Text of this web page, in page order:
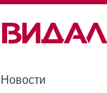
Новости